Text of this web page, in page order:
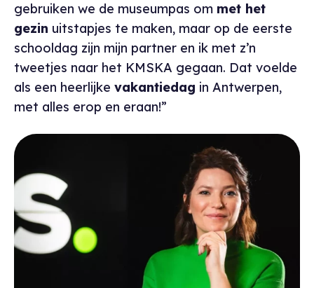
gebruiken we de museumpas om met het
gezin uitstapjes te maken, maar op de eerste
schooldag zijn mijn partner en ik met z’n
tweetjes naar het KMSKA gegaan. Dat voelde
als een heerlijke vakantiedag in Antwerpen,
met alles erop en eraan!”